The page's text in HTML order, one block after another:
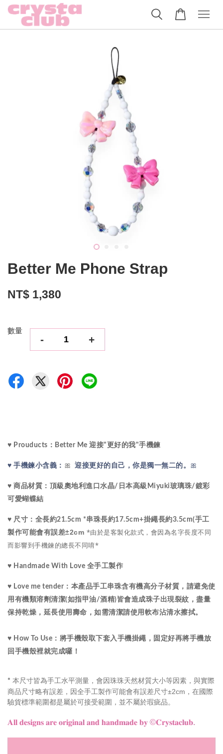
Better Me Phone Strap
NT$ 1,380
數量
- +
♥ Prouducts：Better Me 迎接"更好的我"手機鍊
♥ 手機鍊小含義： 🎀 迎接更好的自己，你是獨一無二的。 🎀
♥ 商品材質： 頂級奧地利進口 水晶/ 日本高級Miyuki玻璃珠/鍍彩
可愛蝴蝶結
♥ 尺寸： 全長約21.5cm *串珠長約17.5cm+掛繩長約3.5cm(手工
製作可能會有誤差±2cm *由於是客製化款式，會因為名字長度不同
而影響到手機鍊的總長不同唷*
♥ Handmade With Love 全手工製作
♥ Love me tender： 本產品手工串珠含有機高分子材質，請避免使
用有機類溶劑清潔(如指甲油/酒精)皆會造成珠子出現裂紋，盡量
保持乾燥，延長使用壽命，如需清潔請使用軟布沾清水擦拭。
♥ How To Use：將手機殼取下套入手機掛繩，固定好再將手機放
回手機殼裡就完成囉！
* 本尺寸皆為手工水平測量，會因珠珠天然材質大小等因素，與實際
商品尺寸略有誤差，因全手工製作可能會有誤差尺寸±2cm，在國際
驗貨標準範圍都是屬於可接受範圍，並不屬於瑕疵品。
𝐀𝐥𝐥 𝐝𝐞𝐬𝐢𝐠𝐧𝐬 𝐚𝐫𝐞 𝐨𝐫𝐢𝐠𝐢𝐧𝐚𝐥 𝐚𝐧𝐝 𝐡𝐚𝐧𝐝𝐦𝐚𝐝𝐞 𝐛𝐲 ©𝐂𝐫𝐲𝐬𝐭𝐚𝐜𝐥𝐮𝐛.